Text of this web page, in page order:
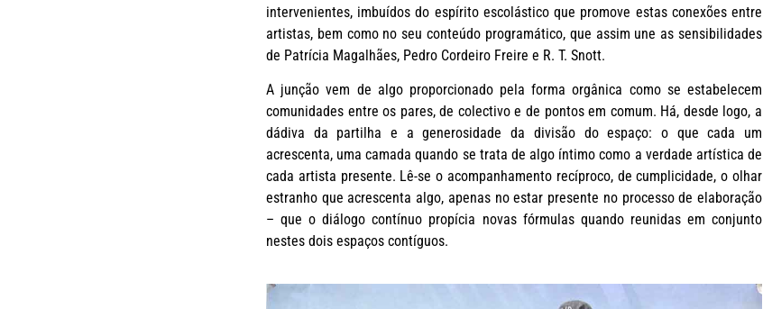
intervenientes, imbuídos do espírito escolástico que promove estas conexões entre
artistas, bem como no seu conteúdo programático, que assim une as sensibilidades
de Patrícia Magalhães, Pedro Cordeiro Freire e R. T. Snott.
A junção vem de algo proporcionado pela forma orgânica como se estabelecem
comunidades entre os pares, de colectivo e de pontos em comum. Há, desde logo, a
dádiva da partilha e a generosidade da divisão do espaço: o que cada um
acrescenta, uma camada quando se trata de algo íntimo como a verdade artística de
cada artista presente. Lê-se o acompanhamento recíproco, de cumplicidade, o olhar
estranho que acrescenta algo, apenas no estar presente no processo de elaboração
– que o diálogo contínuo propícia novas fórmulas quando reunidas em conjunto
nestes dois espaços contíguos.